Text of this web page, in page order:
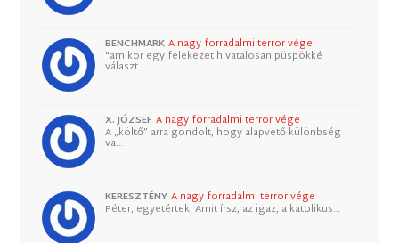
BENCHMARK A nagy forradalmi terror vége
"amikor egy felekezet hivatalosan püspökké
választ…
X. JÓZSEF A nagy forradalmi terror vége
A „költő” arra gondolt, hogy alapvető különbség
va…
KERESZTÉNY A nagy forradalmi terror vége
Péter, egyetértek. Amit írsz, az igaz, a katolikus…